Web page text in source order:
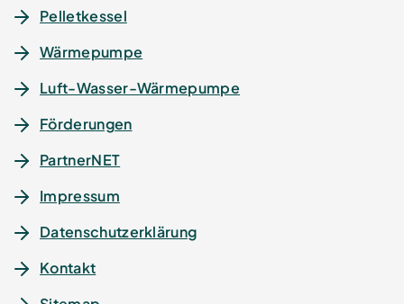
Pelletkessel
Wärmepumpe
Luft-Wasser-Wärmepumpe
Förderungen
PartnerNET
Impressum
Datenschutz­erklärung
Kontakt